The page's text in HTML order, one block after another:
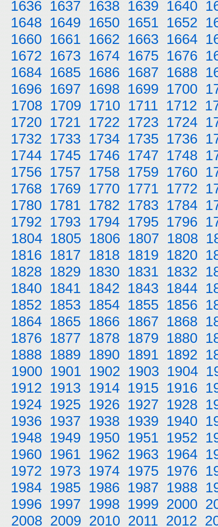
1636 1637 1638 1639 1640
1648 1649 1650 1651 1652
1660 1661 1662 1663 1664
1672 1673 1674 1675 1676
1684 1685 1686 1687 1688
1696 1697 1698 1699 1700
1708 1709 1710 1711 1712
1720 1721 1722 1723 1724
1732 1733 1734 1735 1736
1744 1745 1746 1747 1748
1756 1757 1758 1759 1760
1768 1769 1770 1771 1772
1780 1781 1782 1783 1784
1792 1793 1794 1795 1796
1804 1805 1806 1807 1808
1816 1817 1818 1819 1820
1828 1829 1830 1831 1832
1840 1841 1842 1843 1844
1852 1853 1854 1855 1856
1864 1865 1866 1867 1868
1876 1877 1878 1879 1880
1888 1889 1890 1891 1892
1900 1901 1902 1903 1904
1912 1913 1914 1915 1916
1924 1925 1926 1927 1928
1936 1937 1938 1939 1940
1948 1949 1950 1951 1952
1960 1961 1962 1963 1964
1972 1973 1974 1975 1976
1984 1985 1986 1987 1988
1996 1997 1998 1999 2000
2008 2009 2010 2011 2012